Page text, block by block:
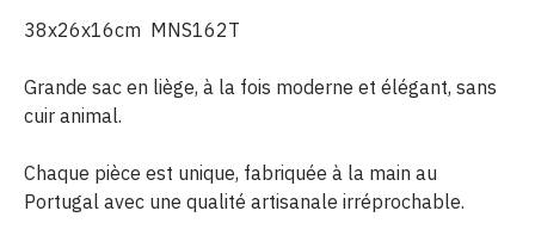
38x26x16cm MNS162T
Grande sac en liège, à la fois moderne et élégant, sans
cuir animal.
Chaque pièce est unique, fabriquée à la main au
Portugal avec une qualité artisanale irréprochable.